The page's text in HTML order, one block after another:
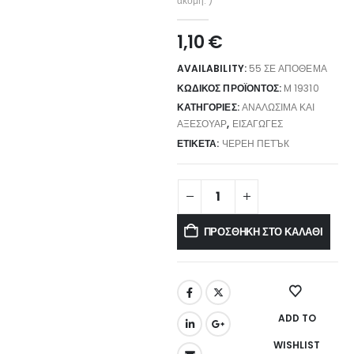
1,10€
AVAILABILITY: 55 ΣΕ ΑΠΌΘΕΜΑ
ΚΩΔΙΚΌΣ ΠΡΟΪΌΝΤΟΣ: M 19310
ΚΑΤΗΓΟΡΊΕΣ:ΑΝΑΛΏΣΙΜΑ ΚΑΙ
ΑΞΕΣΟΥΆΡ, ΕΙΣΑΓΩΓΈΣ
ΕΤΙΚΈΤΑ: ЧЕРЕН ПЕТЪК
ΠΡΟΣΘΉΚΗ ΣΤΟ ΚΑΛΆΘΙ
ADD TO
WISHLIST